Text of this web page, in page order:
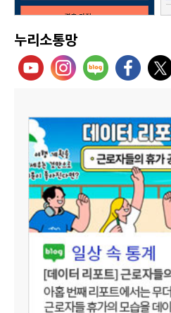
누리소통망